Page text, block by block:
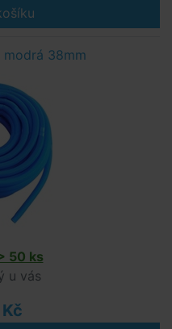
modrá 38mm
50 ks
u vás